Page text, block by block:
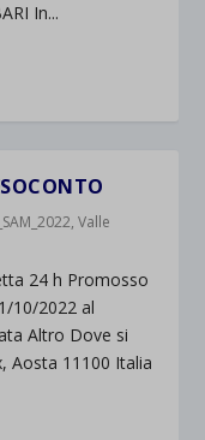
In...
,Valle
24 h Promosso
10/2022 al
Altro Dove si
Aosta 11100 Italia